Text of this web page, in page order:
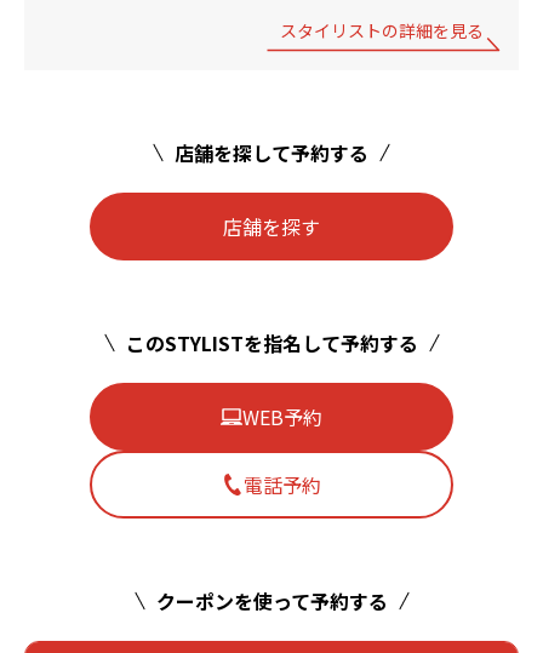
スタイリストの詳細を見る
店舗を探して予約する
店舗を探す
このSTYLISTを指名して予約する
WEB予約
電話予約
クーポンを使って予約する